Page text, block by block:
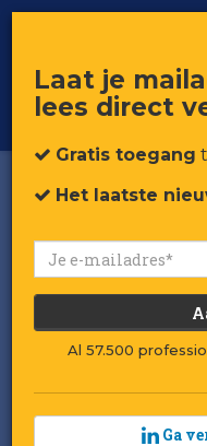
Voor professionals in retail
Laat je
lees direct
Gratis toegang
Het laatste
Al 57.500
Ga